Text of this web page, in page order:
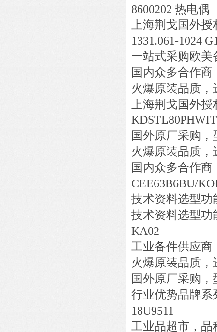
8600202 热电偶
上海荆戈国外
1331.061-1024
一站式采购欧美
国内众多合作
火爆原装品质，
上海荆戈国外
国外原厂采购
火爆原装品质，
国内众多合作
CEE63B6BU/
技术资料选型功
技术资料选型功
KA02
工业备件供应商
火爆原装品质，
国外原厂采购
行业优势品牌系
18U9511
工业品超市，品